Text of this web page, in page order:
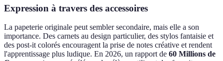
Expression à travers des accessoires
La papeterie originale peut sembler secondaire, mais elle a son
importance. Des carnets au design particulier, des stylos fantaisie et
des post-it colorés encouragent la prise de notes créative et rendent
l'apprentissage plus ludique. En 2026, un rapport de 60 Millions de